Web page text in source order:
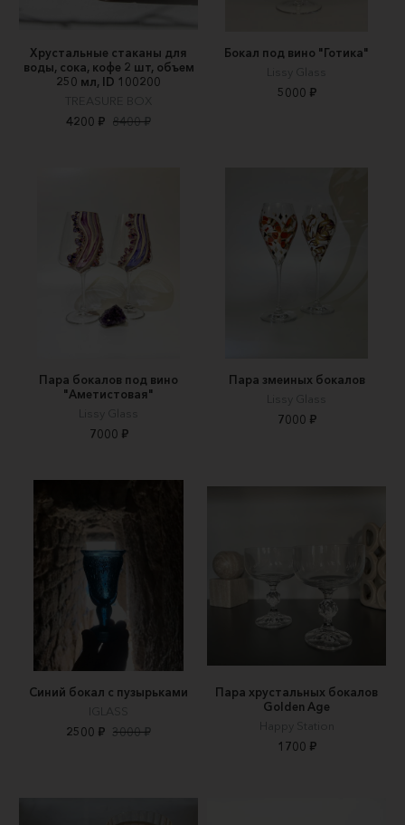
Хрустальные стаканы для
воды, сока, кофе 2 шт, объем
250 мл, ID 100200
TREASURE BOX
4200 ₽ 8400 ₽
Бокал под вино "Готика"
Lissy Glass
5000 ₽
Пара бокалов под вино
"Аметистовая"
Lissy Glass
7000 ₽
Пара змеиных бокалов
Lissy Glass
7000 ₽
Синий бокал с пузырьками
IGLASS
2500 ₽ 3000 ₽
Пара хрустальных бокалов
Golden Age
Happy Station
1700 ₽